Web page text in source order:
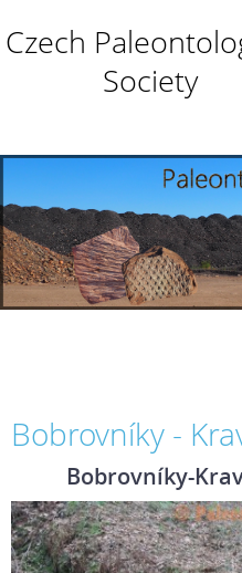
Czech
Society
Bobrovníky -
Bobrovníky-